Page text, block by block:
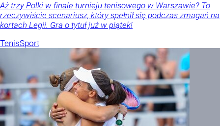
Aż trzy Polki w finale turnieju tenisowego w Warszawie? To
rzeczywiście scenariusz, który spełnił się podczas zmagań na
kortach Legii. Gra o tytuł już w piątek!
TenisSport